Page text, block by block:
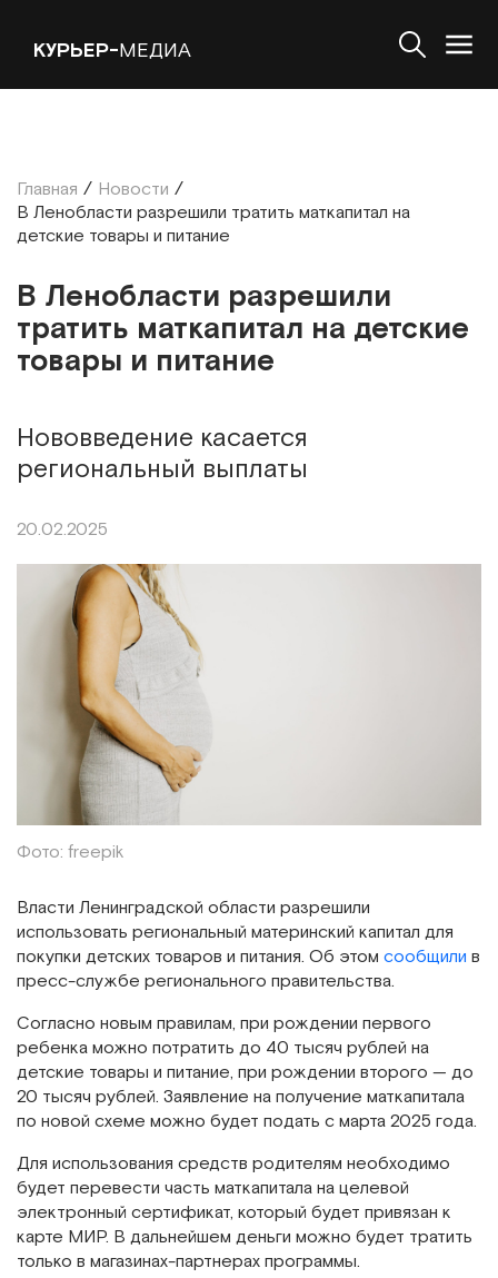
КУРЬЕР-МЕДИА
Главная / Новости /
В Ленобласти разрешили тратить маткапитал на
детские товары и питание
В Ленобласти разрешили
тратить маткапитал на детские
товары и питание
Нововведение касается
региональный выплаты
20.02.2025
Фото: freepik
Власти Ленинградской области разрешили
использовать региональный материнский капитал для
покупки детских товаров и питания. Об этом сообщили в
пресс-службе регионального правительства.
Согласно новым правилам, при рождении первого
ребенка можно потратить до 40 тысяч рублей на
детские товары и питание, при рождении второго — до
20 тысяч рублей. Заявление на получение маткапитала
по новой схеме можно будет подать с марта 2025 года.
Для использования средств родителям необходимо
будет перевести часть маткапитала на целевой
электронный сертификат, который будет привязан к
карте МИР. В дальнейшем деньги можно будет тратить
только в магазинах-партнерах программы.